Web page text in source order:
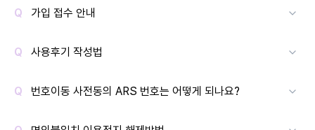
가입 접수 안내
사용후기 작성법
번호이동 사전동의 ARS 번호는 어떻게 되나요?